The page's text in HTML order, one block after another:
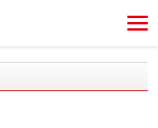
力！